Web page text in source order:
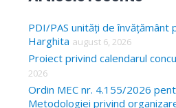
c
h
f
o
PDI/PAS unități de învățământ
Harghita august 6, 2026
Proiect privind calendarul
2026
Ordin MEC nr. 4.155/2026
Metodologiei privind